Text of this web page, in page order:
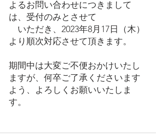
よるお問い合わせにつきまして
は、受付のみとさせて
いただき、2023年8月17日（木）
より順次対応させて頂きます。
期間中は大変ご不便おかけいたし
ますが、何卒ご了承くださいます
よう、よろしくお願いいたしま
す。